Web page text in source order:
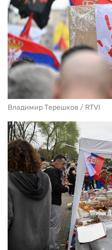
Владимир Терешков / RTVI